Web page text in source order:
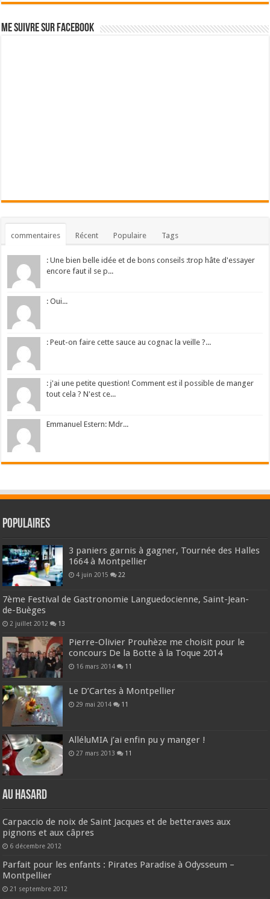
Me suivre sur Facebook
commentaires Récent Populaire Tags
: Une bien belle idée et de bons conseils :trop hâte d'essayer
encore faut il se p...
: Oui...
: Peut-on faire cette sauce au cognac la veille ?...
: j'ai une petite question! Comment est il possible de manger
tout cela ? N'est ce...
Emmanuel Estern: Mdr...
Populaires
3 paniers garnis à gagner, Tournée des Halles
1664 à Montpellier
4 juin 2015 22
7ème Festival de Gastronomie Languedocienne, Saint-Jean-
de-Buèges
2 juillet 2012 13
Pierre-Olivier Prouhèze me choisit pour le
concours De la Botte à la Toque 2014
16 mars 2014 11
Le D’Cartes à Montpellier
29 mai 2014 11
AlléluMIA j’ai enfin pu y manger !
27 mars 2013 11
Au hasard
Carpaccio de noix de Saint Jacques et de betteraves aux
pignons et aux câpres
6 décembre 2012
Parfait pour les enfants : Pirates Paradise à Odysseum –
Montpellier
21 septembre 2012